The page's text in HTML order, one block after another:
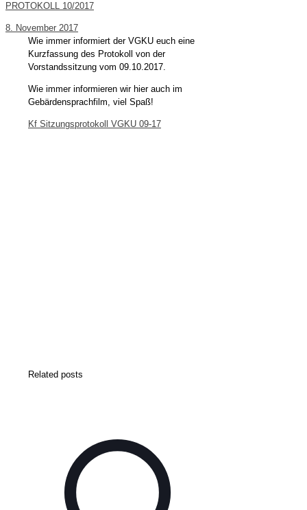
PROTOKOLL 10/2017
8. November 2017
Wie immer informiert der VGKU euch eine
Kurzfassung des Protokoll von der
Vorstandssitzung vom 09.10.2017.
Wie immer informieren wir hier auch im
Gebärdensprachfilm, viel Spaß!
Kf Sitzungsprotokoll VGKU 09-17
Related posts